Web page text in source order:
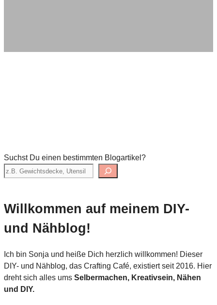
Suchst Du einen bestimmten Blogartikel?
Willkommen auf meinem DIY-
und Nähblog!
Ich bin Sonja und heiße Dich herzlich willkommen! Dieser
DIY- und Nähblog, das Crafting Café, existiert seit 2016. Hier
dreht sich alles ums Selbermachen, Kreativsein, Nähen
und DIY.